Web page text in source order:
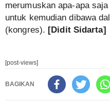
merumuskan apa-apa
untuk kemudian dibawa
(kongres). [Didit Sidarta]
[post-views]
BAGIKAN